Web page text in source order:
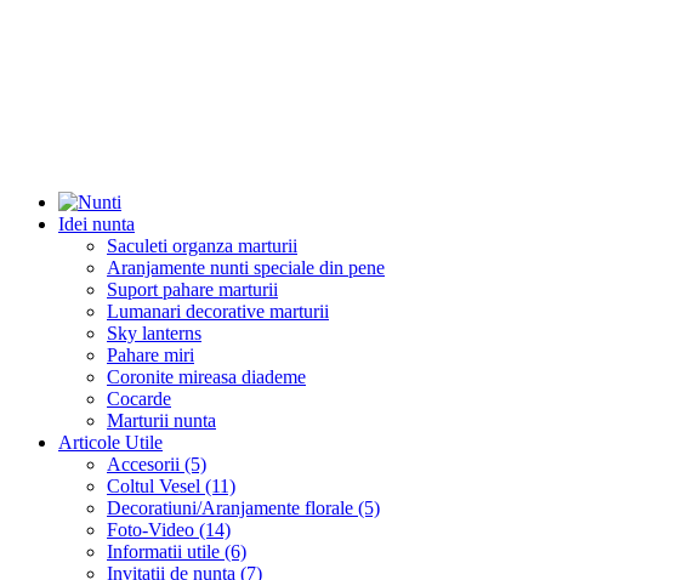
Idei nunta
Saculeti organza marturii
Aranjamente nunti speciale din pene
Suport pahare marturii
Lumanari decorative marturii
Sky lanterns
Pahare miri
Coronite mireasa diademe
Cocarde
Marturii nunta
Articole Utile
Accesorii (5)
Coltul Vesel (11)
Decoratiuni/Aranjamente florale (5)
Foto-Video (14)
Informatii utile (6)
Invitatii de nunta (7)